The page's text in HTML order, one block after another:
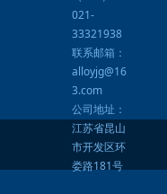
021-
33321938
联系邮箱：
alloyjg@16
3.com
公司地址：
江苏省昆山
市开发区环
娄路181号